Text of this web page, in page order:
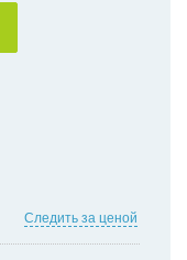
Следить за ценой